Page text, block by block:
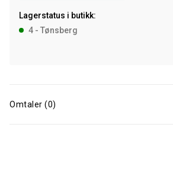
Blue,
2.8M/23Mm
Lagerstatus i butikk:
4 - Tønsberg
Omtaler (0)